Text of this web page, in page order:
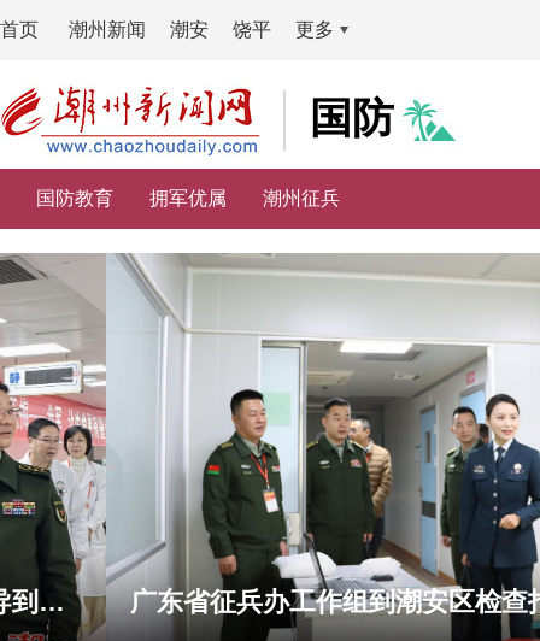
首页 潮州新闻 潮安 饶平 更多
国防
国防教育 拥军优属 潮州征兵
广东省征兵办工作组到潮安区检查指导征兵